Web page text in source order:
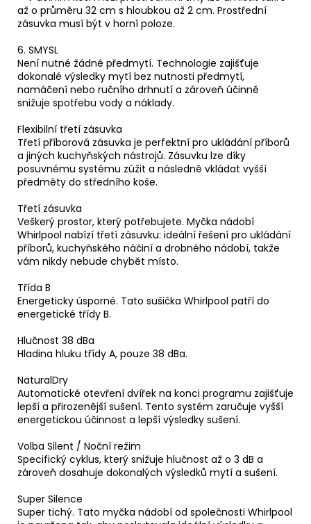
až o průměru 32 cm s hloubkou až 2 cm. Prostřední
zásuvka musí být v horní poloze.
6. SMYSL
Není nutné žádné předmytí. Technologie zajišťuje
dokonalé výsledky mytí bez nutnosti předmytí,
namáčení nebo ručního drhnutí a zároveň účinně
snižuje spotřebu vody a náklady.
Flexibilní třetí zásuvka
Třetí příborová zásuvka je perfektní pro ukládání příborů
a jiných kuchyňských nástrojů. Zásuvku lze díky
posuvnému systému zúžit a následně vkládat vyšší
předměty do středního koše.
Třetí zásuvka
Veškerý prostor, který potřebujete. Myčka nádobí
Whirlpool nabízí třetí zásuvku: ideální řešení pro ukládání
příborů, kuchyňského náčiní a drobného nádobí, takže
vám nikdy nebude chybět místo.
Třída B
Energeticky úsporné. Tato sušička Whirlpool patří do
energetické třídy B.
Hlučnost 38 dBa
Hladina hluku třídy A, pouze 38 dBa.
NaturalDry
Automatické otevření dvířek na konci programu zajišťuje
lepší a přirozenější sušení. Tento systém zaručuje vyšší
energetickou účinnost a lepší výsledky sušení.
Volba Silent / Noční režim
Specifický cyklus, který snižuje hlučnost až o 3 dB a
zároveň dosahuje dokonalých výsledků mytí a sušení.
Super Silence
Super tichý. Tato myčka nádobí od společnosti Whirlpool